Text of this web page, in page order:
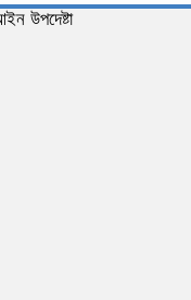
উপদেষ্টা